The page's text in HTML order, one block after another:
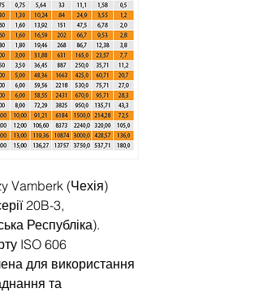
Vamberk (Чехія)
20B-3,
Республіка).
ISO 606
для використання
та